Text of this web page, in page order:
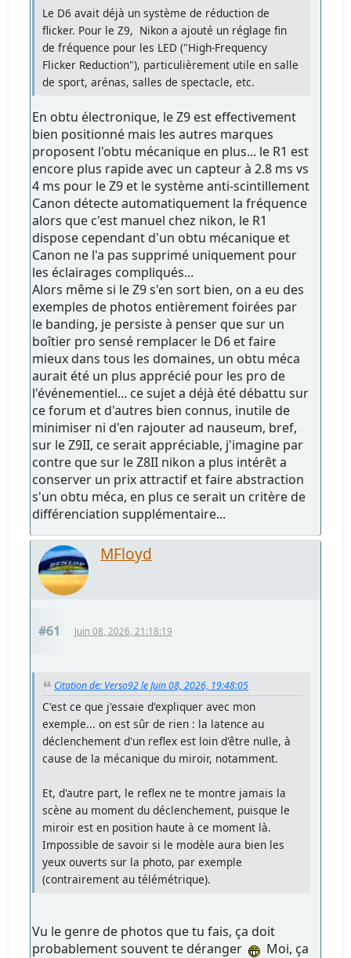
Le D6 avait déjà un système de réduction de
flicker. Pour le Z9, Nikon a ajouté un réglage fin
de fréquence pour les LED ("High-Frequency
Flicker Reduction"), particulièrement utile en salle
de sport, arénas, salles de spectacle, etc.
En obtu électronique, le Z9 est effectivement
bien positionné mais les autres marques
proposent l'obtu mécanique en plus... le R1 est
encore plus rapide avec un capteur à 2.8 ms vs
4 ms pour le Z9 et le système anti-scintillement
Canon détecte automatiquement la fréquence
alors que c'est manuel chez nikon, le R1
dispose cependant d'un obtu mécanique et
Canon ne l'a pas supprimé uniquement pour
les éclairages compliqués...
Alors même si le Z9 s'en sort bien, on a eu des
exemples de photos entièrement foirées par
le banding, je persiste à penser que sur un
boîtier pro sensé remplacer le D6 et faire
mieux dans tous les domaines, un obtu méca
aurait été un plus apprécié pour les pro de
l'événementiel... ce sujet a déjà été débattu sur
ce forum et d'autres bien connus, inutile de
minimiser ni d'en rajouter ad nauseum, bref,
sur le Z9II, ce serait appréciable, j'imagine par
contre que sur le Z8II nikon a plus intérêt a
conserver un prix attractif et faire abstraction
s'un obtu méca, en plus ce serait un critère de
différenciation supplémentaire...
MFloyd
#61 Juin 08, 2026, 21:18:19
Citation de: Verso92 le Juin 08, 2026, 19:48:05
C'est ce que j'essaie d'expliquer avec mon
exemple... on est sûr de rien : la latence au
déclenchement d'un reflex est loin d'être nulle, à
cause de la mécanique du miroir, notamment.
Et, d'autre part, le reflex ne te montre jamais la
scène au moment du déclenchement, puisque le
miroir est en position haute à ce moment là.
Impossible de savoir si le modèle aura bien les
yeux ouverts sur la photo, par exemple
(contrairement au télémétrique).
Vu le genre de photos que tu fais, ça doit
probablement souvent te déranger
Moi, ça